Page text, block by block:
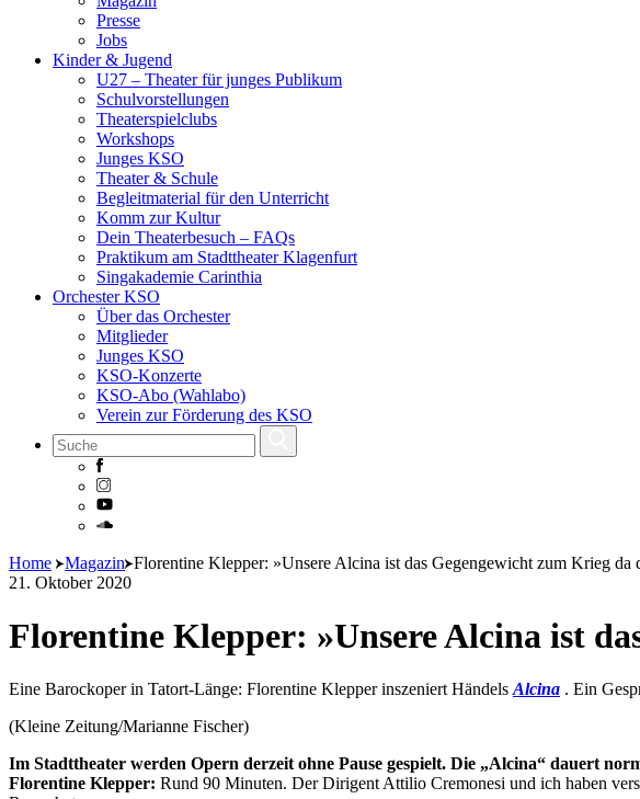
Presse
Jobs
Kinder & Jugend
U27 – Theater für junges Publikum
Schulvorstellungen
Theaterspielclubs
Workshops
Junges KSO
Theater & Schule
Begleitmaterial für den Unterricht
Komm zur Kultur
Dein Theaterbesuch – FAQs
Praktikum am Stadttheater Klagenfurt
Singakademie Carinthia
Orchester KSO
Über das Orchester
Mitglieder
Junges KSO
KSO-Konzerte
KSO-Abo (Wahlabo)
Verein zur Förderung des KSO
Skip
to
Home Magazin Florentine Klepper: »Unsere Alcina ist das Gegengewicht zum Krieg da
21. Oktober 2020
Florentine Klepper: »Unsere Alcina ist
Eine Barockoper in Tatort-Länge: Florentine Klepper inszeniert HändelsAlcina . Ein
(Kleine Zeitung/Marianne Fischer)
Im Stadttheater werden Opern derzeit ohne Pause gespielt. Die „Alcina“ dauert
Florentine Klepper: Rund 90 Minuten. Der Dirigent Attilio Cremonesi und ich haben